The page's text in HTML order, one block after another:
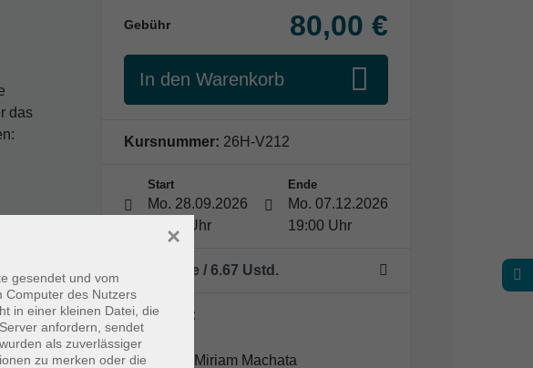
das
Gebühr 80,00 €
In den Warenkorb
Kursnummer: 26H-V212
Start
Mo. 28.09.2026
18:00 Uhr
Ende
Mo. 07.12.2026
19:00 Uhr
10 Termine / 6.67 Ustd.
Dozent*in:
Miriam Machata
gesendet und vom
Computer des Nutzers
in einer kleinen Datei, die
anfordern, sendet
als zuverlässiger
zu merken oder die
×